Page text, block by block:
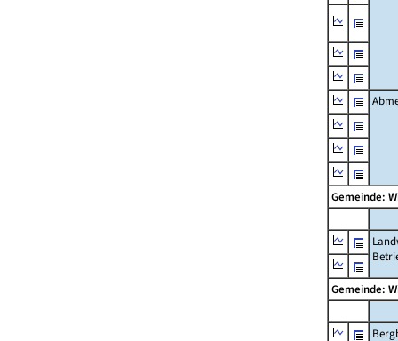
Gemeinde:
Gemeinde: